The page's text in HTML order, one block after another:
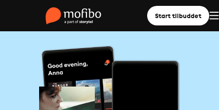
Start tilbuddet